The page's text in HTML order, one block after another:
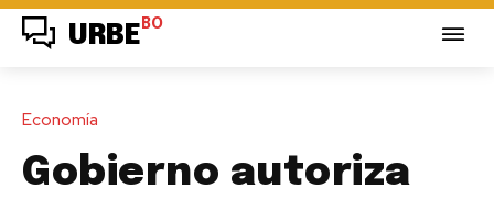
URBE BO
Economía
Gobierno autoriza